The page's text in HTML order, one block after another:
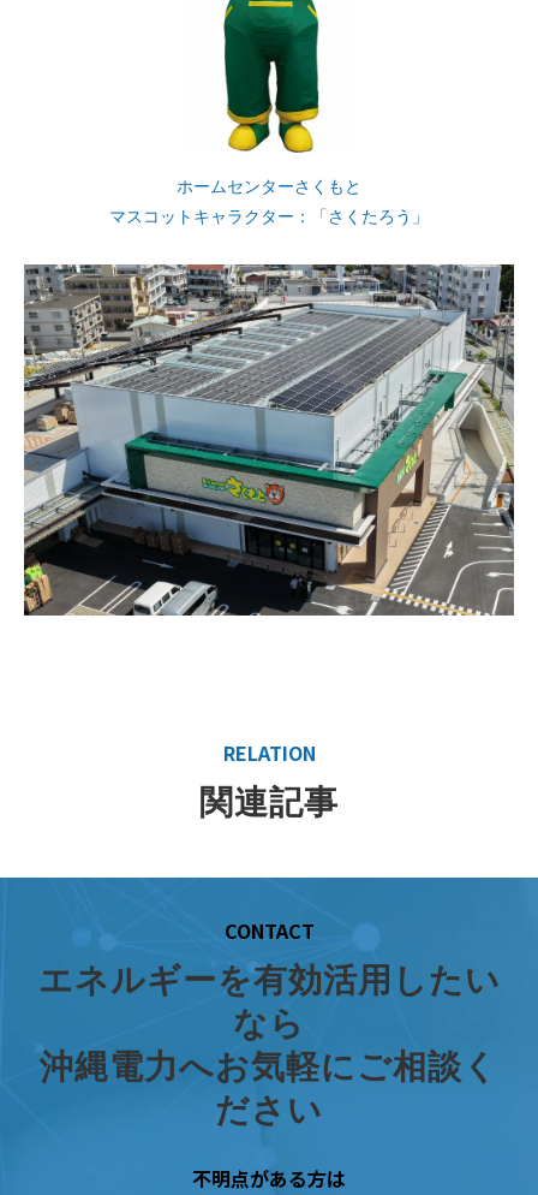
ホームセンターさくもと
マスコットキャラクター：「さくたろう」
RELATION
関連記事
CONTACT
エネルギーを有効活用したい
なら
沖縄電力へお気軽にご相談く
ださい
不明点がある方は